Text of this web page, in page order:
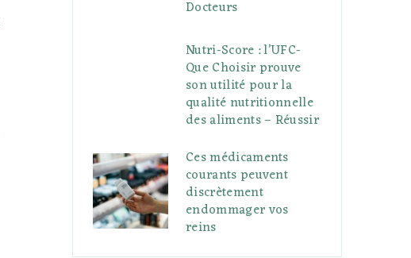
Docteurs
Nutri-Score : l’UFC-
Que Choisir prouve
son utilité pour la
qualité nutritionnelle
des aliments – Réussir
Ces médicaments
courants peuvent
discrètement
endommager vos
reins